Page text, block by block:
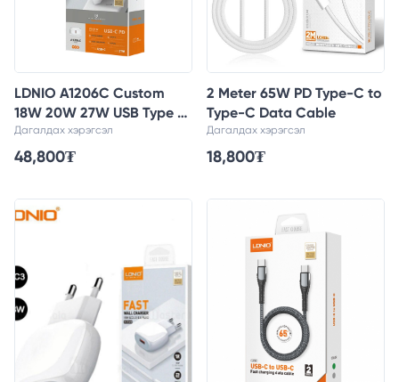
LDNIO A1206C Custom
18W 20W 27W USB Type C
PD Charger Adapter for
Iphone Charger Fast
Дагалдах хэрэгсэл
48,800₮
2 Meter 65W PD Type-C to
Type-C Data Cable
Дагалдах хэрэгсэл
18,800₮